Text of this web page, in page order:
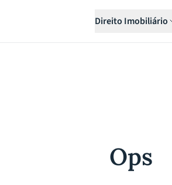
Direito Imobiliário
Ops